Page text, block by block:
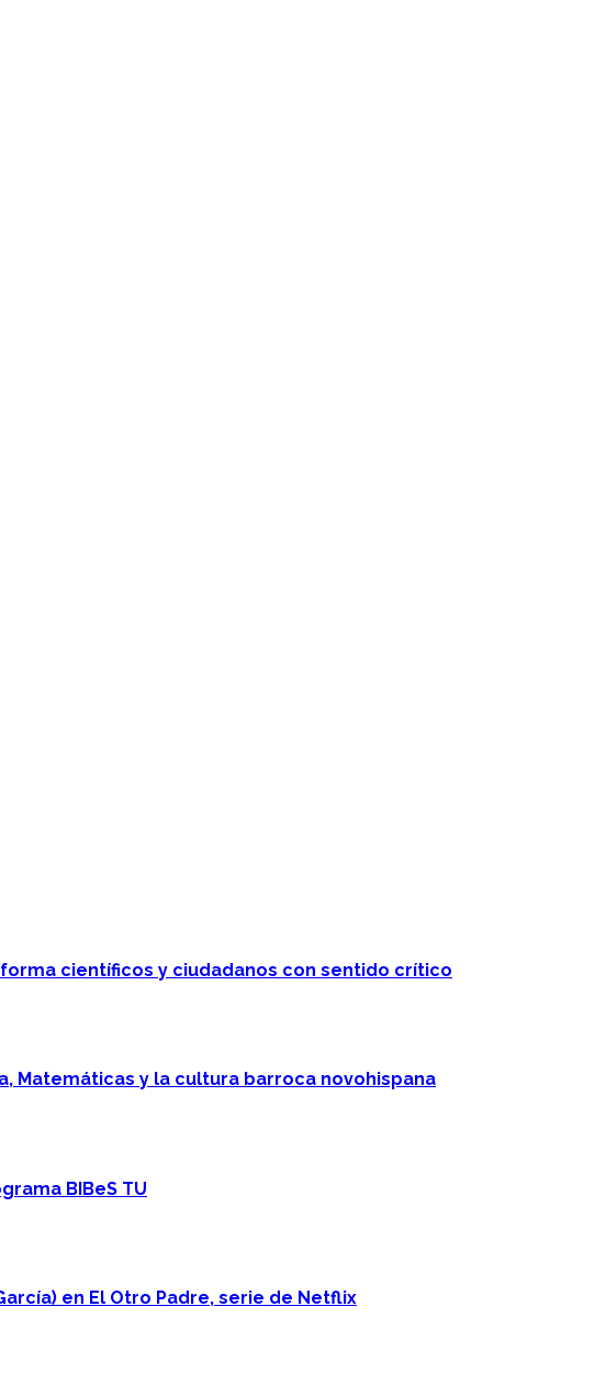
shows y telenovelas
científicos y ciudadanos con sentido crítico
Matemáticas y la cultura barroca novohispana
BIBeS TU
en El Otro Padre, serie de Netflix